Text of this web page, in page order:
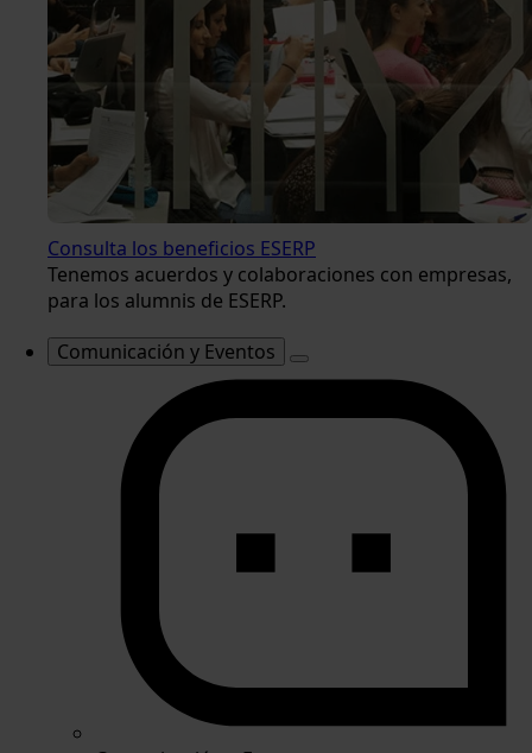
Consulta los beneficios ESERP
Tenemos acuerdos y colaboraciones con empresas,
para los alumnis de ESERP.
Comunicación y Eventos